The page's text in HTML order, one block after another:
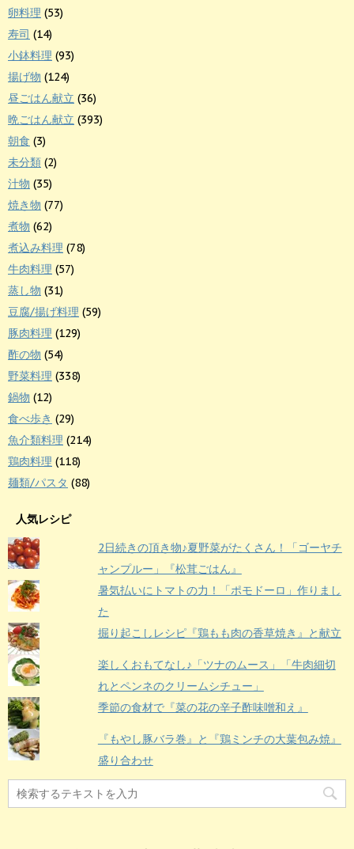
卵料理 (53)
寿司 (14)
小鉢料理 (93)
揚げ物 (124)
昼ごはん献立 (36)
晩ごはん献立 (393)
朝食 (3)
未分類 (2)
汁物 (35)
焼き物 (77)
煮物 (62)
煮込み料理 (78)
牛肉料理 (57)
蒸し物 (31)
豆腐/揚げ料理 (59)
豚肉料理 (129)
酢の物 (54)
野菜料理 (338)
鍋物 (12)
食べ歩き (29)
魚介類料理 (214)
鶏肉料理 (118)
麺類/パスタ (88)
人気レシピ
2日続きの頂き物♪夏野菜がたくさん！「ゴーヤチ
ャンプルー」『松茸ごはん』
暑気払いにトマトの力！「ポモドーロ」作りまし
た
掘り起こしレシピ『鶏もも肉の香草焼き』と献立
楽しくおもてなし♪「ツナのムース」「牛肉細切
れとペンネのクリームシチュー」
季節の食材で『菜の花の辛子酢味噌和え』
『もやし豚バラ巻』と『鶏ミンチの大葉包み焼』
盛り合わせ